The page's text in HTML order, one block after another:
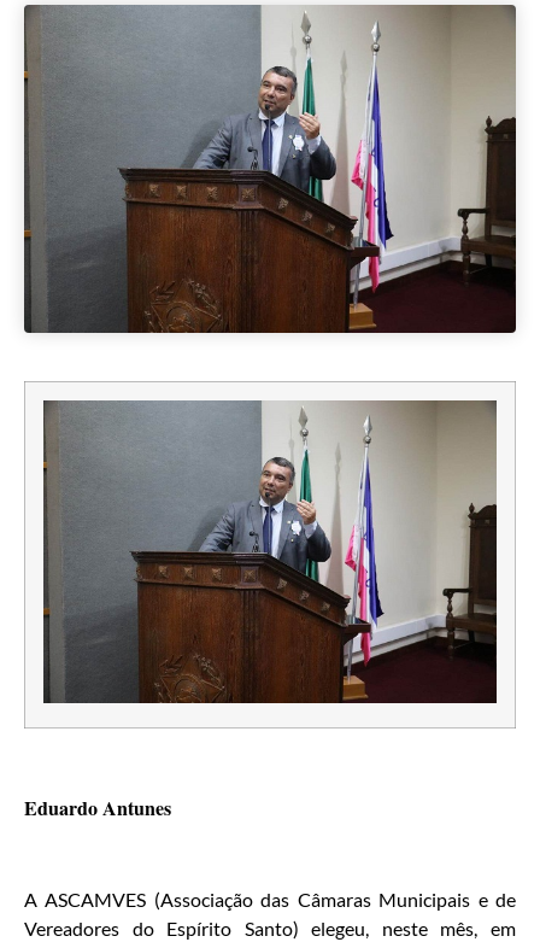
Eduardo Antunes
A ASCAMVES (Associação das Câmaras Municipais e de
Vereadores do Espírito Santo) elegeu, neste mês, em